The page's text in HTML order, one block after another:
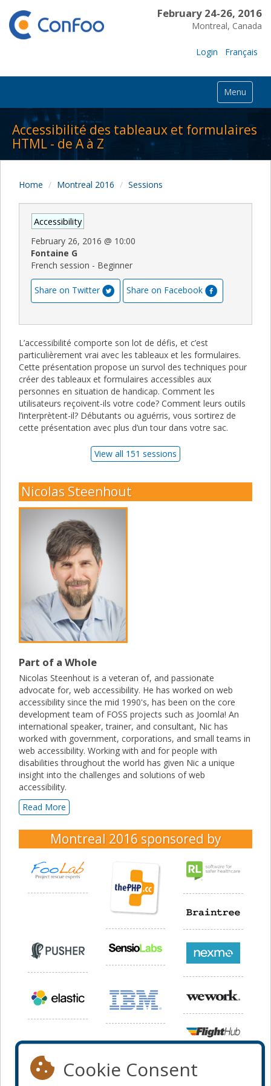
February 24-26, 2016
Montreal, Canada
Login Français
Menu
Accessibilité des tableaux et formulaires
HTML - de A à Z
Home Montreal 2016 Sessions
Accessibility
February 26, 2016 @ 10:00
Fontaine G
French session - Beginner
Share on Twitter Share on Facebook
L’accessibilité comporte son lot de défis, et c’est
particulièrement vrai avec les tableaux et les formulaires.
Cette présentation propose un survol des techniques pour
créer des tableaux et formulaires accessibles aux
personnes en situation de handicap. Comment les
utilisateurs reçoivent-ils votre code? Comment leurs outils
l’interprètent-il? Débutants ou aguérris, vous sortirez de
cette présentation avec plus d’un tour dans votre sac.
View all 151 sessions
Nicolas Steenhout
Part of a Whole
Nicolas Steenhout is a veteran of, and passionate
advocate for, web accessibility. He has worked on web
accessibility since the mid 1990's, has been on the core
development team of FOSS projects such as Joomla! An
international speaker, trainer, and consultant, Nic has
worked with government, corporations, and small teams in
web accessibility. Working with and for people with
disabilities throughout the world has given Nic a unique
insight into the challenges and solutions of web
accessibility.
Read More
Montreal 2016 sponsored by
Cookie Consent